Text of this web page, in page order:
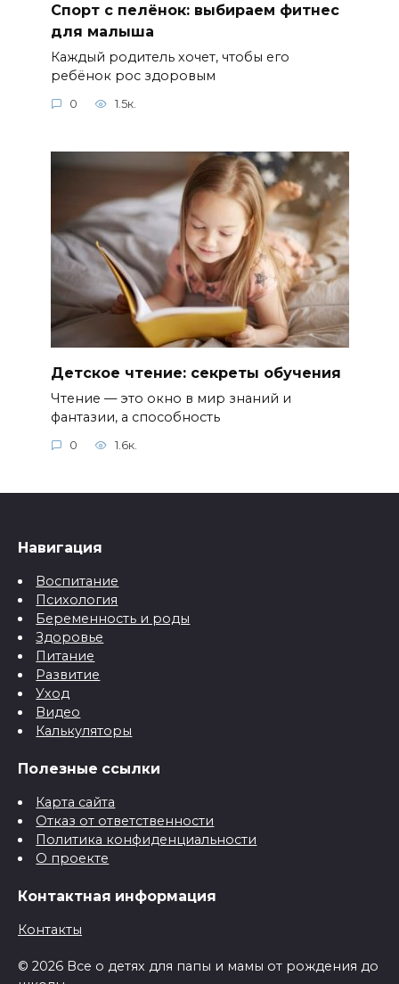
Спорт с пелёнок: выбираем фитнес
для малыша
Каждый родитель хочет, чтобы его
ребёнок рос здоровым
0 1.5к.
Детское чтение: секреты обучения
Чтение — это окно в мир знаний и
фантазии, а способность
0 1.6к.
Навигация
Воспитание
Психология
Беременность и роды
Здоровье
Питание
Развитие
Уход
Видео
Калькуляторы
Полезные ссылки
Карта сайта
Отказ от ответственности
Политика конфиденциальности
О проекте
Контактная информация
Контакты
© 2026 Все о детях для папы и мамы от рождения до